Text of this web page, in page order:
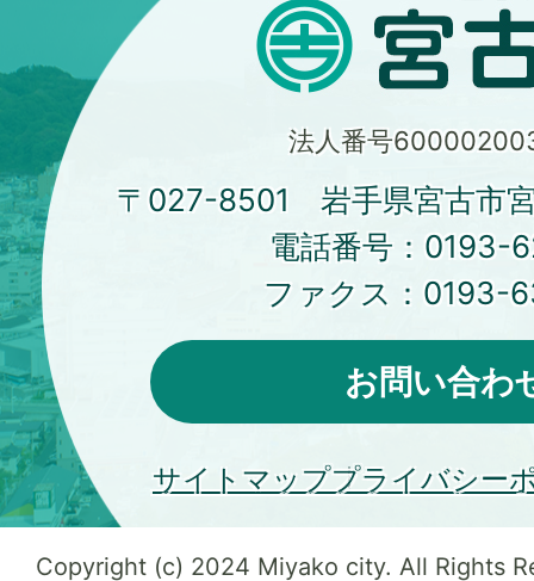
法人番号
〒027-8501 岩手県宮古市
電話番号： 0193-
ファクス： 0193-
お問い合わ
サイトマッププライバシー
Copyright (c) 2024 Miyako city. All Rights